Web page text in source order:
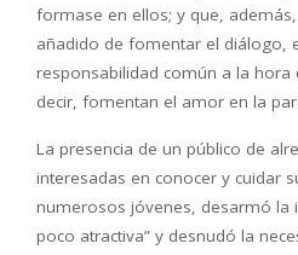
formase en ellos; y que,
añadido de fomentar el diálogo,
responsabilidad común a la hora
decir, fomentan el amor en la
La presencia de un público de
interesadas en conocer y cuidar
numerosos jóvenes, desarmó la
poco atractiva” y desnudó la